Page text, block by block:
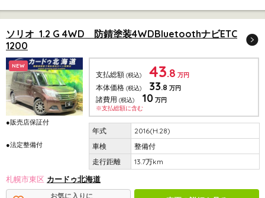
ソリオ 1.2 G 4WD 防錆塗装4WDBluetoothナビETC
1200
NEW
●販売店保証付
●法定整備付
支払総額 (税込) 43.8 万円
本体価格 (税込) 33.8 万円
諸費用 (税込) 10 万円
※支払総額に含む
2016(H.28)
整備付
13.7万km
札幌市東区 カードゥ北海道
お気に入りに